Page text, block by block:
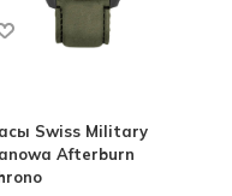
Swiss Military
Afterburn